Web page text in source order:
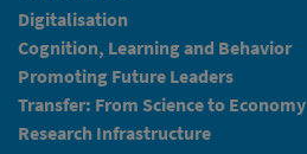
Digitalisation
Cognition, Learning and Behavior
Promoting Future Leaders
Transfer: From Science to Economy
Research Infrastructure